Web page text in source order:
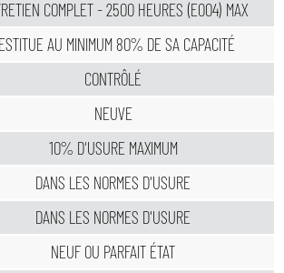
COMPLET - 2500 HEURES (E004) MAX
AU MINIMUM 80% DE SA CAPACITÉ
CONTRÔLÉ
NEUVE
10% D'USURE MAXIMUM
DANS LES NORMES D'USURE
DANS LES NORMES D'USURE
NEUF OU PARFAIT ÉTAT